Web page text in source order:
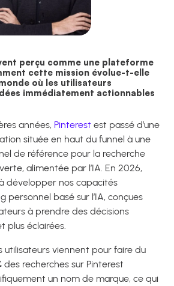
perçu comme une plateforme
cette mission évolue-t-elle
où les utilisateurs
immédiatement actionnables
années, Pinterest est passé d’une
située en haut du funnel à une
de référence pour la recherche
alimentée par l’IA. En 2026,
développer nos capacités
personnel basé sur l’IA, conçues
à prendre des décisions
plus éclairées.
utilisateurs viennent pour faire du
des recherches sur Pinterest
un nom de marque, ce qui